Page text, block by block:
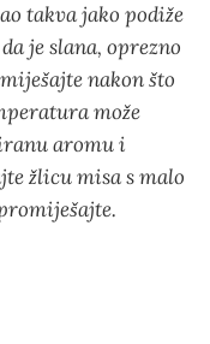
takva jako podiže
je slana, oprezno
nakon što
može
aromu i
žlicu misa s malo